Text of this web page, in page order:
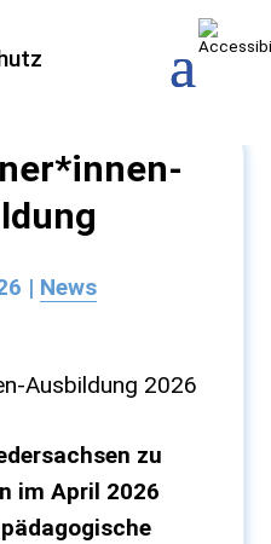
| News
zu
im April 2026